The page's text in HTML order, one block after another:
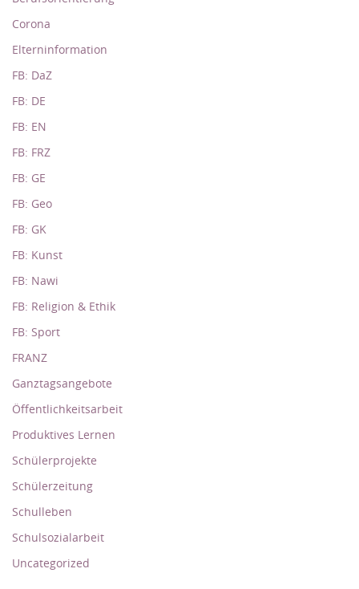
Corona
Elterninformation
FB: DaZ
FB: DE
FB: EN
FB: FRZ
FB: GE
FB: Geo
FB: GK
FB: Kunst
FB: Nawi
FB: Religion & Ethik
FB: Sport
FRANZ
Ganztagsangebote
Öffentlichkeitsarbeit
Produktives Lernen
Schülerprojekte
Schülerzeitung
Schulleben
Schulsozialarbeit
Uncategorized